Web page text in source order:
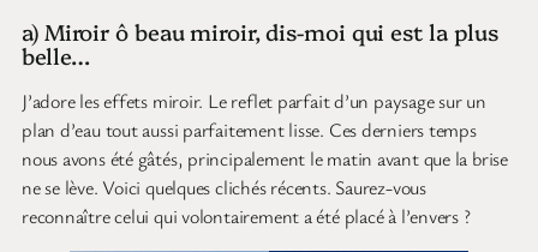
a) Miroir ô beau miroir, dis-moi qui est la plus
belle…
J’adore les effets miroir. Le reflet parfait d’un paysage sur un
plan d’eau tout aussi parfaitement lisse. Ces derniers temps
nous avons été gâtés, principalement le matin avant que la brise
ne se lève. Voici quelques clichés récents. Saurez-vous
reconnaître celui qui volontairement a été placé à l’envers ?